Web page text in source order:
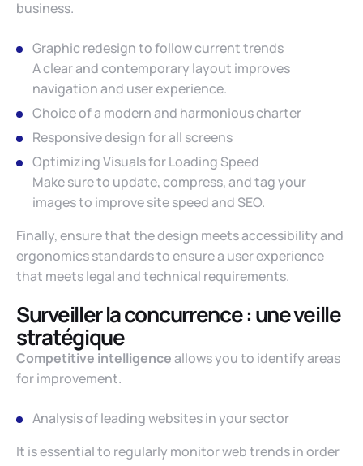
business.
Graphic redesign to follow current trends
A clear and contemporary layout improves
navigation and user experience.
Choice of a modern and harmonious charter
Responsive design for all screens
Optimizing Visuals for Loading Speed
​​Make sure to update, compress, and tag your
images to improve site speed and SEO.
Finally, ensure that the design meets accessibility and
ergonomics standards to ensure a user experience
that meets legal and technical requirements.
Surveiller la concurrence : une veille
stratégique
Competitive intelligenceallowsyou to identify areas
for improvement.
Analysis of leading websites in your sector
It is essential to regularly monitor web trends in order